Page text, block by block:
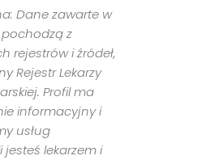
Dane zawarte w
z
rejestrów i źródeł,
Rejestr Lekarzy
Profil ma
informacyjny i
usług
lekarzem i